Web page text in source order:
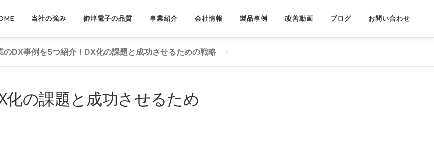
当社の強み 御津電子の品質 事業紹介 会社情報 製品事例 改善動画 ブログ お問い合わせ
のDX事例を5つ紹介！DX化の課題と成功させるための戦略
化の課題と成功させるため